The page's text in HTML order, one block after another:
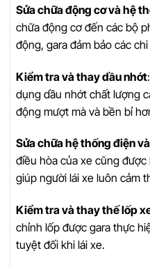
Sửa chữa động cơ và hệ
chữa động cơ đến các bộ
động, gara đảm bảo các
Kiểm tra và thay dầu nhớt
dụng dầu nhớt chất lượng
động mượt mà và bền bỉ
Sửa chữa hệ thống điện
điều hòa của xe cũng được
giúp người lái xe luôn cảm
Kiểm tra và thay thế lốp
chỉnh lốp được gara thực
tuyệt đối khi lái xe.